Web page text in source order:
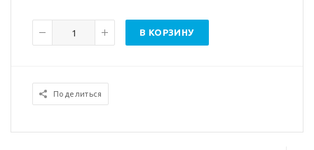
В КОРЗИНУ
Поделиться